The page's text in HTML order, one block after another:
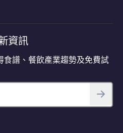
資訊
食譜、餐飲產業趨勢及免費試